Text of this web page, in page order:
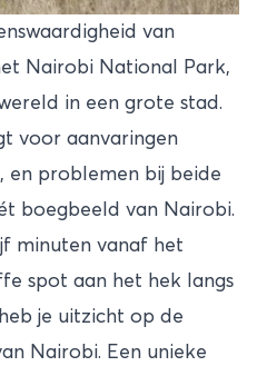
van
Nairobi National Park,
in een grote stad.
voor aanvaringen
en problemen bij beide
boegbeeld van Nairobi.
minuten vanaf het
spot aan het hek langs
je uitzicht op de
Nairobi. Een unieke